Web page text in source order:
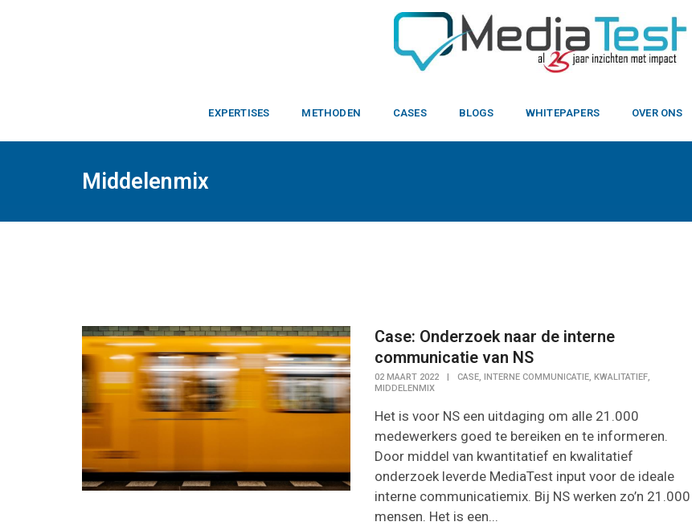
EXPERTISES METHODEN CASES BLOGS WHITEPAPERS OVER ONS
Middelenmix
Case: Onderzoek naar de interne
communicatie van NS
02 MAART 2022 CASE, INTERNE COMMUNICATIE,KWALITATIEF,
MIDDELENMIX
Het is voor NS een uitdaging om alle 21.000
medewerkers goed te bereiken en te informeren.
Door middel van kwantitatief en kwalitatief
onderzoek leverde MediaTest input voor de ideale
interne communicatiemix. Bij NS werken zo’n 21.000
mensen. Het is een...